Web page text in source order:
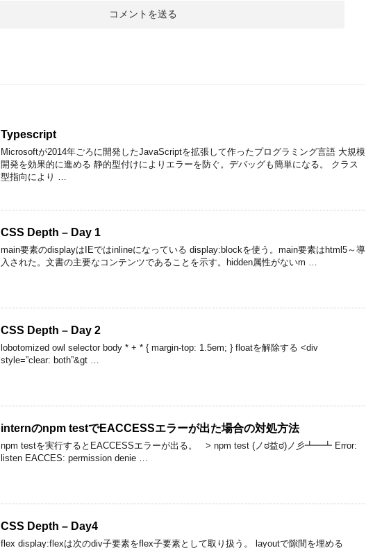
Typescript
Microsoftが2014年ごろに開発したJavaScriptを拡張して作ったプログラミング言語 大規模
開発を効果的に進める 静的型付けによりエラーを防ぐ。デバッグも簡単になる。 クラス
型指向により …
CSS Depth – Day 1
main要素のdisplayはIEではinlineになっている display:blockを使う。main要素はhtml5～導
入された。文書の主要なコンテンツであることを示す。hidden属性がないm …
CSS Depth – Day 2
lobotomized owl selector body * + * { margin-top: 1.5em; } floatを解除する <div
style=”clear: both”&gt …
internのnpm testでEACCESSエラーが出た場合の対処方法
npm testを実行するとEACCESSエラーが出る。 > npm test (ノಠ益ಠ)ノ彡┻━┻ Error:
listen EACCES: permission denie …
CSS Depth – Day4
flex display:flexは次のdiv子要素をflex子要素として取り扱う。 layoutで隙間を埋める